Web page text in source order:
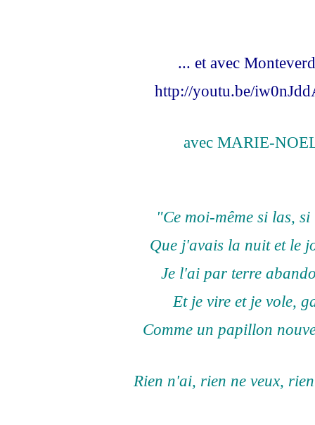
... et avec
http://youtu.be/
avec MARIE-
"Ce moi-même si las,
Que j'avais la nuit et le
Je l'ai par terre
Et je vire et je vole,
Comme un papillon
Rien n'ai, rien ne veux,